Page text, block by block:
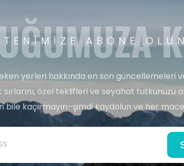
ABONE
yerleri hakkında en son güncellemeleri
sırlarını, özel teklifleri ve seyahat tutkunuzu
bile kaçırmayın–şimdi kaydolun ve her